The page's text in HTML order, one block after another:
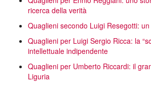
ricerca della verità
Quaglieni secondo Luigi Resegotti:
Quaglieni per Luigi Sergio Ricca: la
intellettuale indipendente
Quaglieni per Umberto Riccardi: il
Liguria